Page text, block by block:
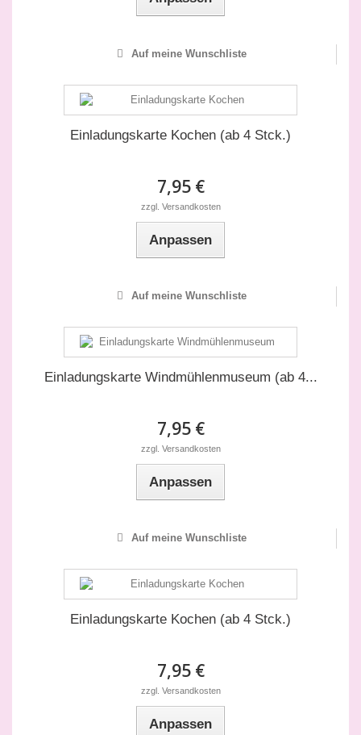
Auf meine Wunschliste
Einladungskarte Kochen (ab 4 Stck.)
7,95 €
zzgl. Versandkosten
Anpassen
Auf meine Wunschliste
Einladungskarte Windmühlenmuseum (ab 4...
7,95 €
zzgl. Versandkosten
Anpassen
Auf meine Wunschliste
Einladungskarte Kochen (ab 4 Stck.)
7,95 €
zzgl. Versandkosten
Anpassen